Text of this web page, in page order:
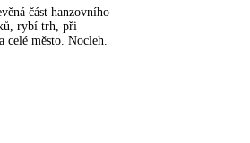
část hanzovního
rybí trh, při
celé město. Nocleh.